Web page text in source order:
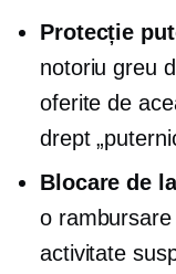
Protecție
notoriu greu
oferite de
drept
Blocare de
o
activitate